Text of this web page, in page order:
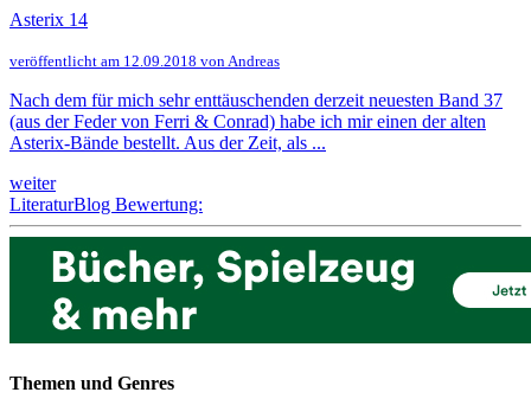
Asterix 14
veröffentlicht am 12.09.2018 von Andreas
Nach dem für mich sehr enttäuschenden derzeit neuesten Band 37
(aus der Feder von Ferri & Conrad) habe ich mir einen der alten
Asterix-Bände bestellt. Aus der Zeit, als ...
weiter
LiteraturBlog Bewertung:
Themen und Genres